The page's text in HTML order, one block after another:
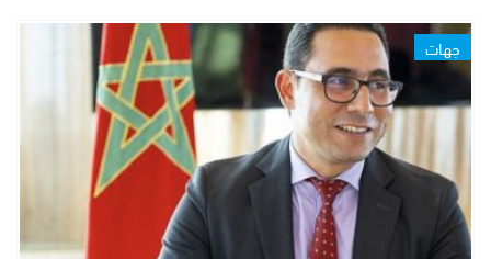
جهات